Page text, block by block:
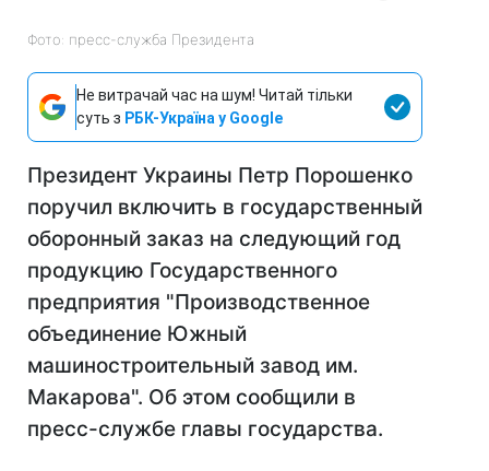
Фото: пресс-служба Президента
Не витрачай час на шум! Читай тільки
суть з РБК-Україна у Google
Президент Украины Петр Порошенко
поручил включить в государственный
оборонный заказ на следующий год
продукцию Государственного
предприятия "Производственное
объединение Южный
машиностроительный завод им.
Макарова". Об этом сообщили в
пресс-службе главы государства.